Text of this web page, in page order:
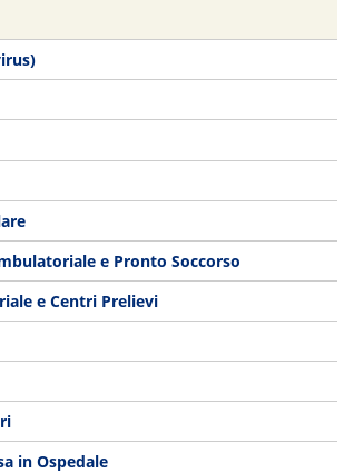
e Pronto Soccorso
e Centri Prelievi
in Ospedale